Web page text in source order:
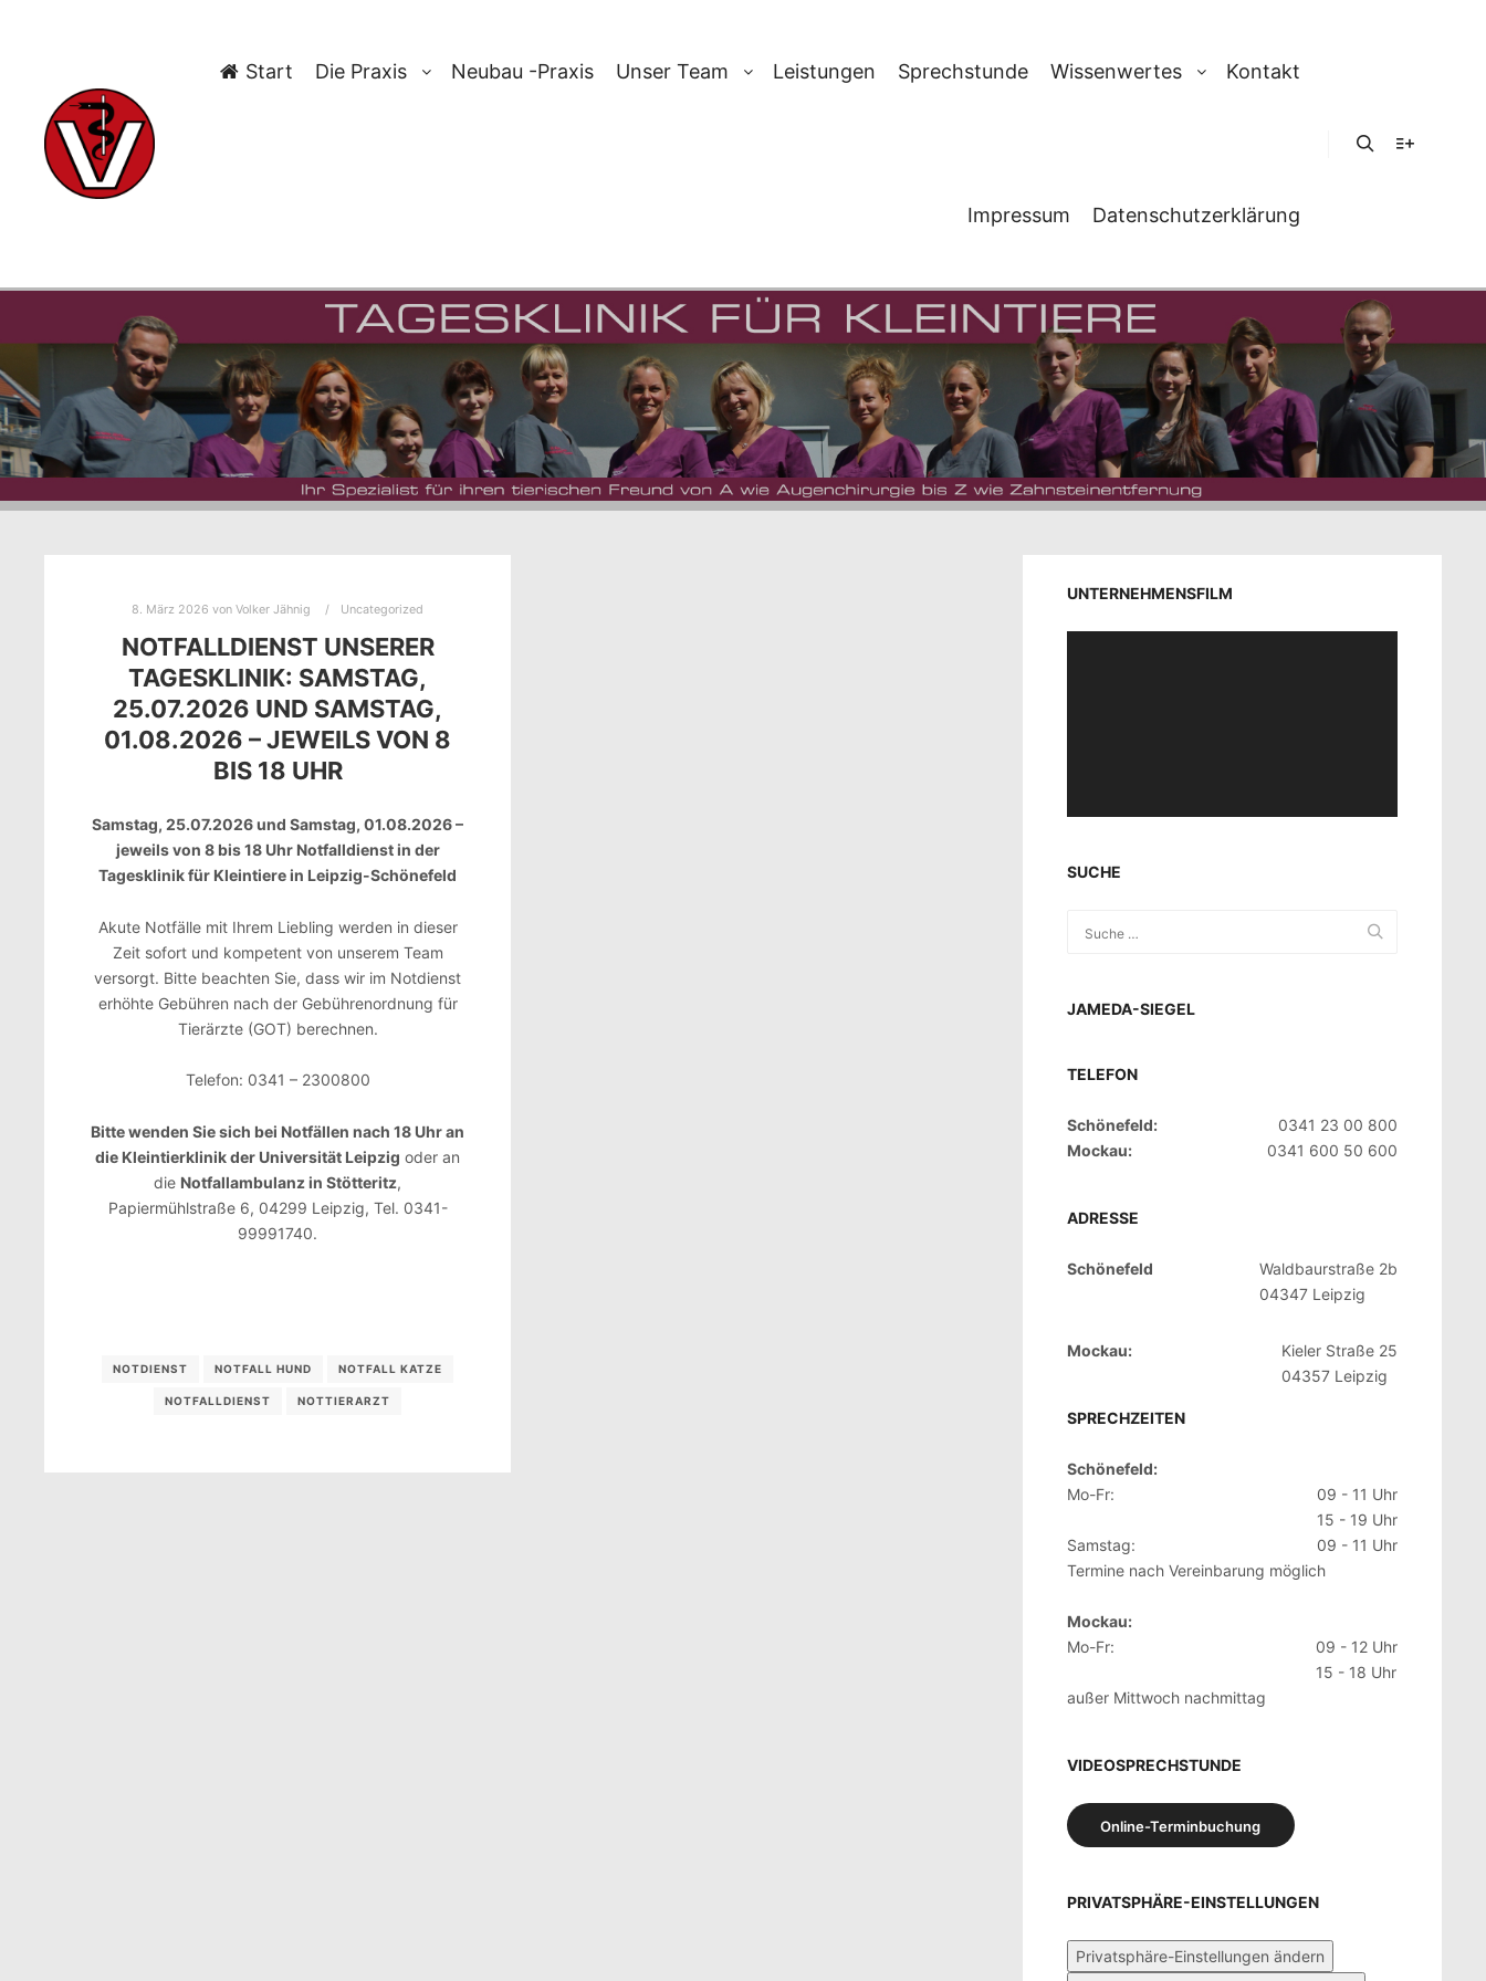
Start Die Praxis Neubau -Praxis Unser Team Leistungen Sprechstunde Wissenwertes Kontakt
Impressum Datenschutzerklärung
TAG-ARCHIV:NOTTIERARZT
8. März 2026 vonVolker Jähnig Uncategorized
NOTFALLDIENST UNSERER
TAGESKLINIK: SAMSTAG,
25.07.2026 UND SAMSTAG,
01.08.2026 – JEWEILS VON 8
BIS 18 UHR
Samstag, 25.07.2026 und Samstag, 01.08.2026 –
jeweils von 8 bis 18 Uhr Notfalldienst in der
Tagesklinik für Kleintiere in Leipzig-Schönefeld
Akute Notfälle mit Ihrem Liebling werden in dieser
Zeit sofort und kompetent von unserem Team
versorgt. Bitte beachten Sie, dass wir im Notdienst
erhöhte Gebühren nach der Gebührenordnung für
Tierärzte (GOT) berechnen.
Telefon: 0341 – 2300800
Bitte wenden Sie sich bei Notfällen nach 18 Uhr an
die Kleintierklinik der Universität Leipzig oder an
die Notfallambulanz in Stötteritz,
Papiermühlstraße 6, 04299 Leipzig, Tel. 0341-
99991740.
NOTDIENST NOTFALL HUND NOTFALL KATZE
NOTFALLDIENST NOTTIERARZT
UNTERNEHMENSFILM
SUCHE
JAMEDA-SIEGEL
TELEFON
Schönefeld:
0341 23 00 800
Mockau:
0341 600 50 600
ADRESSE
Schönefeld
Waldbaurstraße 2b
04347 Leipzig
Mockau:
Kieler Straße 25
04357 Leipzig
SPRECHZEITEN
Schönefeld:
Mo-Fr:
09 - 11 Uhr
15 - 19 Uhr
Samstag:
09 - 11 Uhr
Termine nach Vereinbarung möglich
Mockau:
Mo-Fr:
09 - 12 Uhr
15 - 18 Uhr
außer Mittwoch nachmittag
VIDEOSPRECHSTUNDE
Online-Terminbuchung
PRIVATSPHÄRE-EINSTELLUNGEN
Privatsphäre-Einstellungen ändern